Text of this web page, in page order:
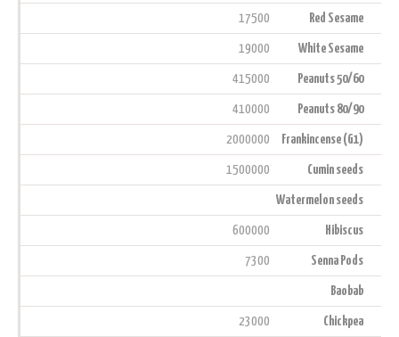
Red Sesame
17500
White Sesame
19000
Peanuts 50/60
415000
Peanuts 80/90
410000
Frankincense (G1)
2000000
Cumin seeds
1500000
Watermelon seeds
Hibiscus
600000
Senna Pods
7300
Baobab
Chickpea
23000